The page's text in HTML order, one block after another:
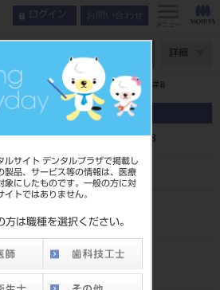
ルサイト デンタルプラザで掲載し
製品、サービス等の情報は、医療
象にしたものです。一般の方に対
イトではありません。
方は職種を選択ください。
ログイン お問い合わせ
メニュー
詳細
04テーパー （CA用） 21mm ＃8
わせ
ー （CA用） 21mm ＃8
製ファイル CA用）
2064700018
JAN/EANコード